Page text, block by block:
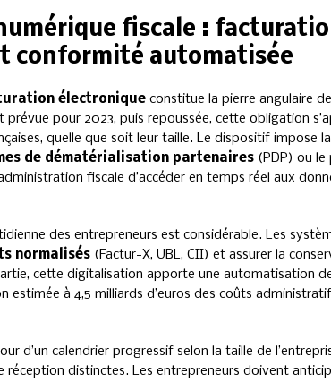
fiscale :
conformité automatisée
électroniqueconstitue la pierre angulaire
pour 2023, puis repoussée, cette obligation
quelle que soit leur taille. Le dispositif impose
de dématérialisation partenaires(PDP) ou le
fiscale d’accéder en temps réel aux
des entrepreneurs est considérable. Les
normalisés(Factur-X, UBL, CII) et assurer la
cette digitalisation apporte une automatisation
estimée à 4,5 milliards d’euros des coûts
d’un calendrier progressif selon la taille de
réception distinctes. Les entrepreneurs doivent